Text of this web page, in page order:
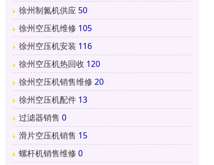
徐州制氮机供应 50
徐州空压机维修 105
徐州空压机安装 116
徐州空压机热回收 120
徐州空压机销售维修 20
徐州空压机配件 13
过滤器销售 0
滑片空压机销售 15
螺杆机销售维修 0